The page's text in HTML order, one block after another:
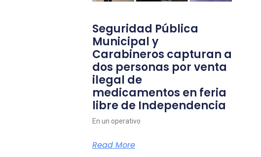
Seguridad Pública
Municipal y
Carabineros capturan a
dos personas por venta
ilegal de
medicamentos en feria
libre de Independencia
En un operativo
Read More